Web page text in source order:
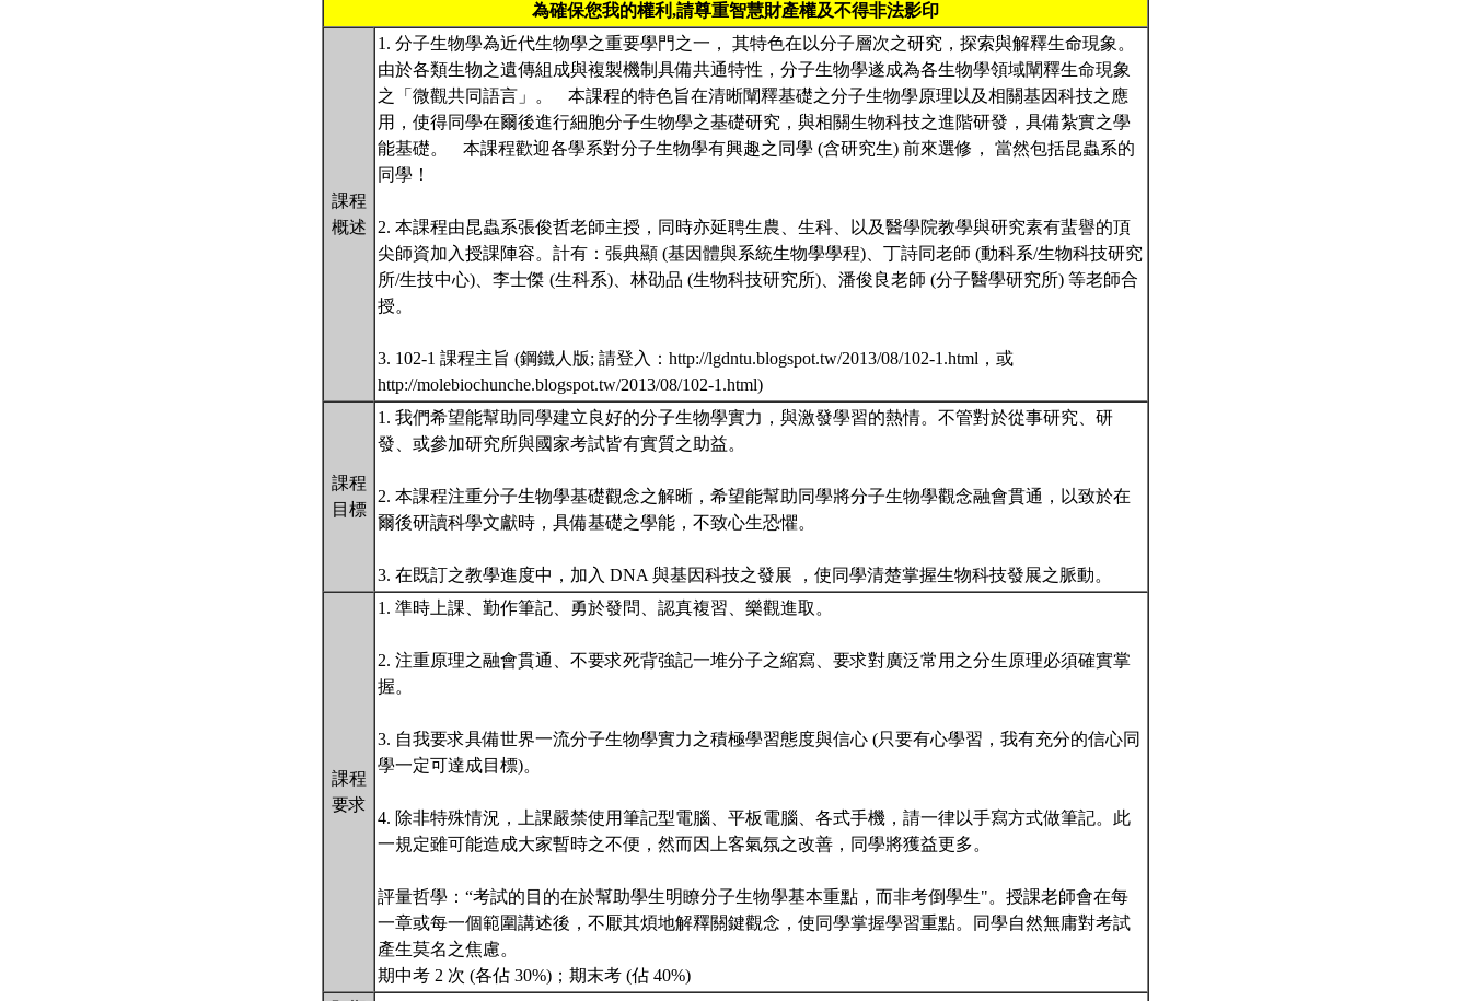
為確保您我的權利,請尊重智慧財產權及不得非法影印
課程
概述
1. 分子生物學為近代生物學之重要學門之一， 其特色在以分子層次之研究，探索與解釋生命現象。
由於各類生物之遺傳組成與複製機制具備共通特性，分子生物學遂成為各生物學領域闡釋生命現象
之「微觀共同語言」。 本課程的特色旨在清晰闡釋基礎之分子生物學原理以及相關基因科技之應
用，使得同學在爾後進行細胞分子生物學之基礎研究，與相關生物科技之進階研發，具備紮實之學
能基礎。 本課程歡迎各學系對分子生物學有興趣之同學 (含研究生) 前來選修， 當然包括昆蟲系的
同學！
2. 本課程由昆蟲系張俊哲老師主授，同時亦延聘生農、生科、以及醫學院教學與研究素有蜚譽的頂
尖師資加入授課陣容。計有：張典顯 (基因體與系統生物學學程)、丁詩同老師 (動科系/生物科技研究
所/生技中心)、李士傑 (生科系)、林劭品 (生物科技研究所)、潘俊良老師 (分子醫學研究所) 等老師合
授。
3. 102-1 課程主旨 (鋼鐵人版; 請登入：http://lgdntu.blogspot.tw/2013/08/102-1.html，或
http://molebiochunche.blogspot.tw/2013/08/102-1.html)
課程
目標
1. 我們希望能幫助同學建立良好的分子生物學實力，與激發學習的熱情。不管對於從事研究、研
發、或參加研究所與國家考試皆有實質之助益。
2. 本課程注重分子生物學基礎觀念之解晰，希望能幫助同學將分子生物學觀念融會貫通，以致於在
爾後研讀科學文獻時，具備基礎之學能，不致心生恐懼。
3. 在既訂之教學進度中，加入 DNA 與基因科技之發展 ，使同學清楚掌握生物科技發展之脈動。
課程
要求
1. 準時上課、勤作筆記、勇於發問、認真複習、樂觀進取。
2. 注重原理之融會貫通、不要求死背強記一堆分子之縮寫、要求對廣泛常用之分生原理必須確實掌
握。
3. 自我要求具備世界一流分子生物學實力之積極學習態度與信心 (只要有心學習，我有充分的信心同
學一定可達成目標)。
4. 除非特殊情況，上課嚴禁使用筆記型電腦、平板電腦、各式手機，請一律以手寫方式做筆記。此
一規定雖可能造成大家暫時之不便，然而因上客氣氛之改善，同學將獲益更多。
評量哲學：“考試的目的在於幫助學生明瞭分子生物學基本重點，而非考倒學生"。授課老師會在每
一章或每一個範圍講述後，不厭其煩地解釋關鍵觀念，使同學掌握學習重點。同學自然無庸對考試
產生莫名之焦慮。
期中考 2 次 (各佔 30%)；期末考 (佔 40%)